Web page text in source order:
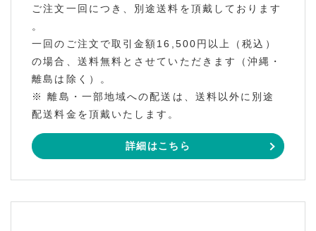
ご注文一回につき、別途送料を頂戴しております
。
一回のご注文で取引金額16,500円以上（税込）
の場合、送料無料とさせていただきます（沖縄・
離島は除く）。
※ 離島・一部地域への配送は、送料以外に別途
配送料金を頂戴いたします。
詳細はこちら